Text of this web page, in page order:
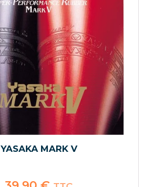
YASAKA MARK V